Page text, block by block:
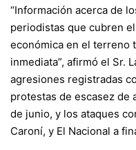
“Información acerca de
periodistas que cubren
económica en el terreno
inmediata”, afirmó el Sr.
agresiones registradas
protestas de escasez de
de junio, y los ataques
Caroní, y El Nacional a